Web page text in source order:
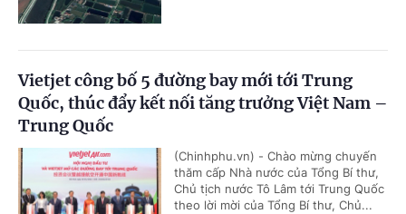
Vietjet công bố 5 đường bay mới tới Trung
Quốc, thúc đẩy kết nối tăng trưởng Việt Nam –
Trung Quốc
(Chinhphu.vn) - Chào mừng chuyến
thăm cấp Nhà nước của Tổng Bí thư,
Chủ tịch nước Tô Lâm tới Trung Quốc
theo lời mời của Tổng Bí thư, Chủ...